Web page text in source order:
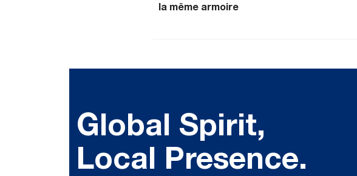
la même armoire
Global Spirit,
Local Presence.